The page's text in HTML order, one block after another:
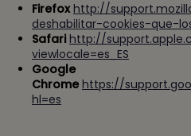
Firefox http://
deshabilitar-cookies-que-
Safari http://
viewlocale=es_ES
Google
Chrome https://
hl=es